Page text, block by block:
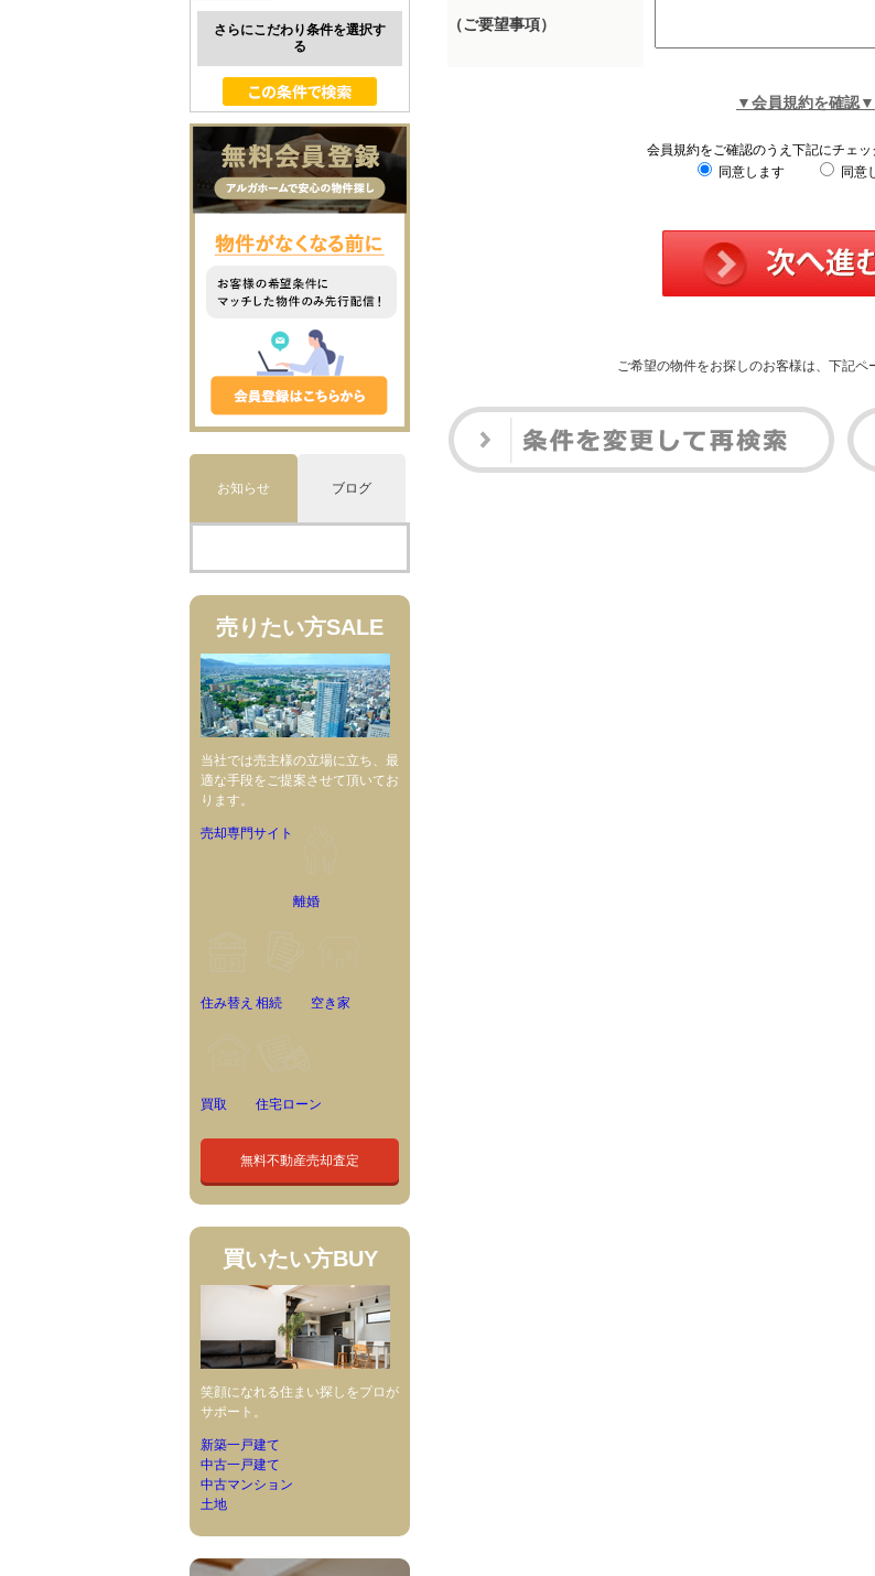
（ご要望事項）
▼会員規約を確認▼
会員規約をご確認のうえ下記にチェッ
同意します
同意
ご希望の物件をお探しのお客様は、下記ペ
さらにこだわり条件を選択す
る
お知らせ ブログ
売りたい方SALE
当社では売主様の立場に立ち、最
適な手段をご提案させて頂いてお
ります。
売却専門サイト
離婚
住み替え 相続 空き家
買取 住宅ローン
無料不動産売却査定
買いたい方BUY
笑顔になれる住まい探しをプロが
サポート。
新築一戸建て
中古一戸建て
中古マンション
土地